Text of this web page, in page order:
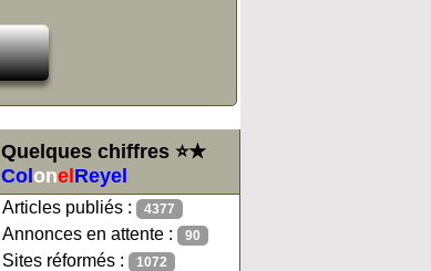
Quelques chiffres ⭐★
Col onel Reyel
Articles publiés : 4377
Annonces en attente : 90
Sites réformés : 1072